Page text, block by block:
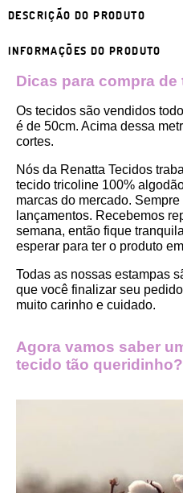
DESCRIÇÃO DO PRODUTO
INFORMAÇÕES DO PRODUTO
Dicas para compra de
Os tecidos são vendidos
é de 50cm. Acima dessa
cortes.
Nós da Renatta Tecidos
tecido tricoline 100%
marcas do mercado.
lançamentos. Recebemos
semana, então fique
esperar para ter o produto
Todas as nossas estampas
que você finalizar seu
muito carinho e cuidado.
Agora vamos saber
tecido tão queridinho?